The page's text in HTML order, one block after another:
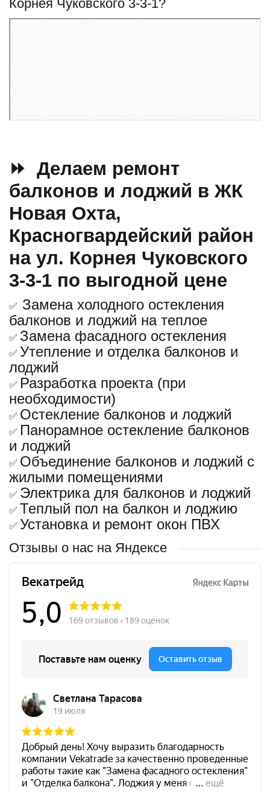
Корнея Чуковского 3-3-1?
⏩ Делаем ремонт
балконов и лоджий в ЖК
Новая Охта,
Красногвардейский район
на ул. Корнея Чуковского
3-3-1 по выгодной цене
✅ Замена холодного остекления
балконов и лоджий на теплое
✅ Замена фасадного остекления
✅ Утепление и отделка балконов и
лоджий
✅ Разработка проекта (при
необходимости)
✅ Остекление балконов и лоджий
✅ Панорамное остекление балконов
и лоджий
✅ Объединение балконов и лоджий с
жилыми помещениями
✅ Электрика для балконов и лоджий
✅ Теплый пол на балкон и лоджию
✅ Установка и ремонт окон ПВХ
Отзывы о нас на Яндексе